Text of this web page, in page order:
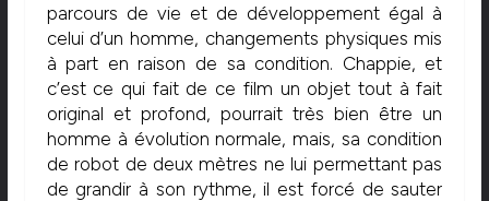
parcours de vie et de développement égal à
celui d’un homme, changements physiques mis
à part en raison de sa condition. Chappie, et
c’est ce qui fait de ce film un objet tout à fait
original et profond, pourrait très bien être un
homme à évolution normale, mais, sa condition
de robot de deux mètres ne lui permettant pas
de grandir à son rythme, il est forcé de sauter